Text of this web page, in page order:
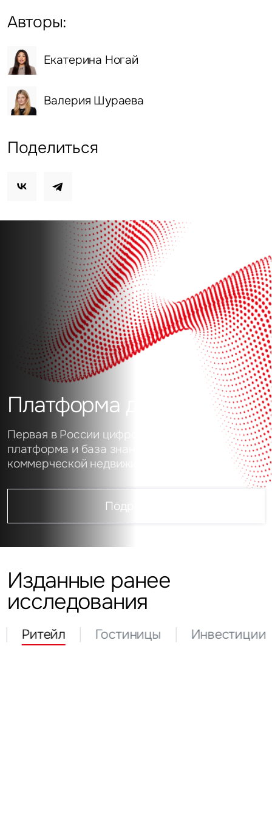
Авторы:
Екатерина Ногай
Валерия Шураева
Поделиться
Платформа данных
Первая в России цифровая аналитическая
платформа и база знаний о рынке
коммерческой недвижимости
Подробнее
Изданные ранее
исследования
Ритейл Гостиницы Инвестиции